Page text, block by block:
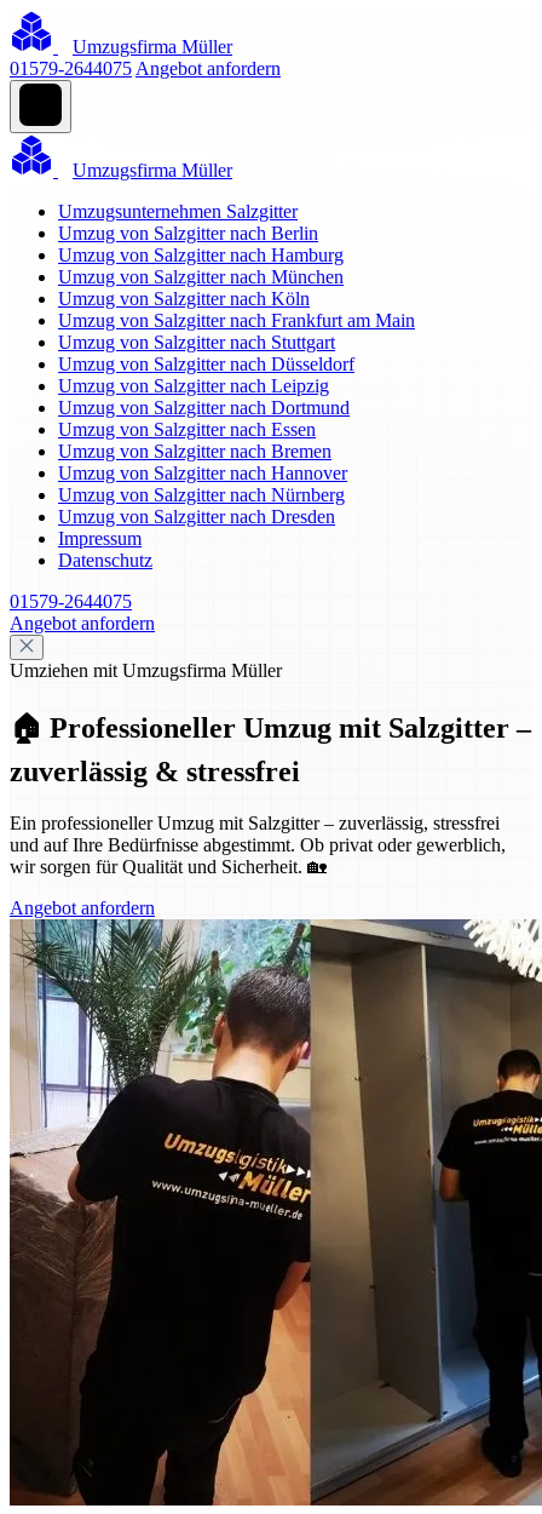
Umzugsfirma Müller
01579-2644075 Angebot anfordern
Umzugsfirma Müller
Umzugsunternehmen Salzgitter
Umzug von Salzgitter nach Berlin
Umzug von Salzgitter nach Hamburg
Umzug von Salzgitter nach München
Umzug von Salzgitter nach Köln
Umzug von Salzgitter nach Frankfurt am Main
Umzug von Salzgitter nach Stuttgart
Umzug von Salzgitter nach Düsseldorf
Umzug von Salzgitter nach Leipzig
Umzug von Salzgitter nach Dortmund
Umzug von Salzgitter nach Essen
Umzug von Salzgitter nach Bremen
Umzug von Salzgitter nach Hannover
Umzug von Salzgitter nach Nürnberg
Umzug von Salzgitter nach Dresden
Impressum
Datenschutz
01579-2644075
Angebot anfordern
Umziehen mit Umzugsfirma Müller
🏠 Professioneller Umzug mit Salzgitter –
zuverlässig & stressfrei
Ein professioneller Umzug mit Salzgitter – zuverlässig, stressfrei
und auf Ihre Bedürfnisse abgestimmt. Ob privat oder gewerblich,
wir sorgen für Qualität und Sicherheit. 🏡
Angebot anfordern